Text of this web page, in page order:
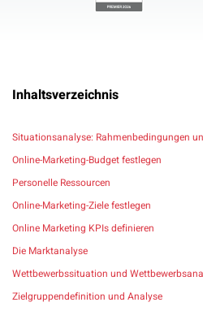
Inhaltsverzeichnis
Situationsanalyse: Rahmenbedingungen
Online-Marketing-Budget festlegen
Personelle Ressourcen
Online-Marketing-Ziele festlegen
Online Marketing KPIs definieren
Die Marktanalyse
Wettbewerbssituation und
Zielgruppendefinition und Analyse